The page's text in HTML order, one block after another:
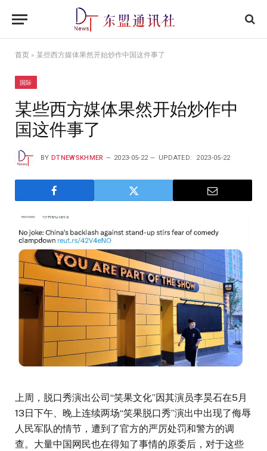
首页 » 某些西方媒体果然开始炒作中国这件事了
国际
某些西方媒体果然开始炒作中
国这件事了
BY DTNEWSKHMER 2023-05-22 UPDATED: 2023-05-22
上周，脱口秀演出公司“笑果文化”因其演员李昊石在5月
13日下午、晚上连续两场“笑果脱口秀”演出中出现了侮辱
人民军队的情节，遭到了官方的严厉处罚和警方的调
查。大量中国网民也在得知了事情的原委后，对于这些